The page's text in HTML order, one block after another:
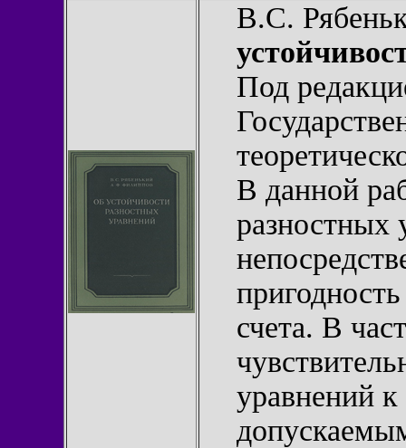
В.С.
Под
В данной
разностных
счета. В
уравнений